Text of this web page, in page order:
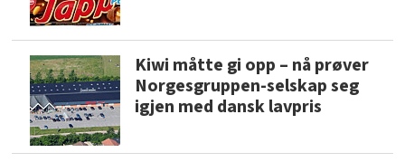
Kiwi måtte gi opp – nå prøver
Norgesgruppen-selskap seg
igjen med dansk lavpris